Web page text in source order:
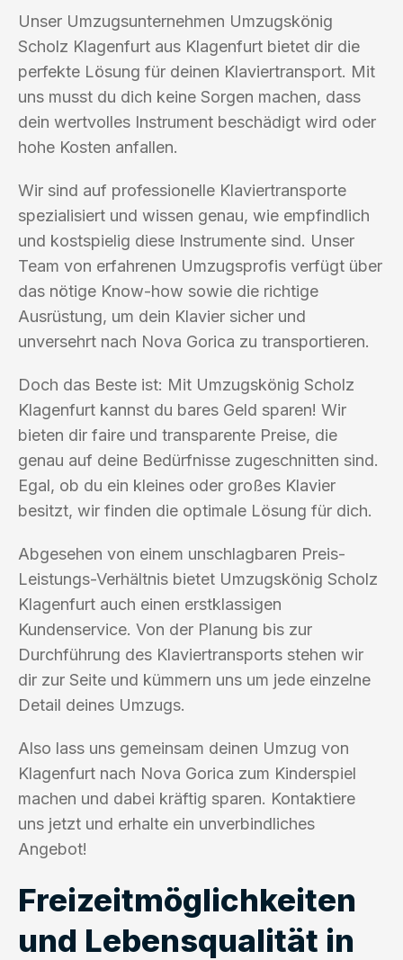
Unser Umzugsunternehmen Umzugskönig
Scholz Klagenfurt aus Klagenfurt bietet dir die
perfekte Lösung für deinen Klaviertransport. Mit
uns musst du dich keine Sorgen machen, dass
dein wertvolles Instrument beschädigt wird oder
hohe Kosten anfallen.
Wir sind auf professionelle Klaviertransporte
spezialisiert und wissen genau, wie empfindlich
und kostspielig diese Instrumente sind. Unser
Team von erfahrenen Umzugsprofis verfügt über
das nötige Know-how sowie die richtige
Ausrüstung, um dein Klavier sicher und
unversehrt nach Nova Gorica zu transportieren.
Doch das Beste ist: Mit Umzugskönig Scholz
Klagenfurt kannst du bares Geld sparen! Wir
bieten dir faire und transparente Preise, die
genau auf deine Bedürfnisse zugeschnitten sind.
Egal, ob du ein kleines oder großes Klavier
besitzt, wir finden die optimale Lösung für dich.
Abgesehen von einem unschlagbaren Preis-
Leistungs-Verhältnis bietet Umzugskönig Scholz
Klagenfurt auch einen erstklassigen
Kundenservice. Von der Planung bis zur
Durchführung des Klaviertransports stehen wir
dir zur Seite und kümmern uns um jede einzelne
Detail deines Umzugs.
Also lass uns gemeinsam deinen Umzug von
Klagenfurt nach Nova Gorica zum Kinderspiel
machen und dabei kräftig sparen. Kontaktiere
uns jetzt und erhalte ein unverbindliches
Angebot!
Freizeitmöglichkeiten
und Lebensqualität in